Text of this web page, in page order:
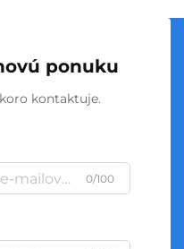
ponuku
kontaktuje.
0/100